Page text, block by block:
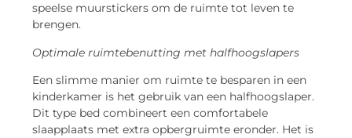
speelse muurstickers om de ruimte tot leven te
brengen.
Optimale ruimtebenutting met halfhoogslapers
Een slimme manier om ruimte te besparen in een
kinderkamer is het gebruik van een halfhoogslaper.
Dit type bed combineert een comfortabele
slaapplaats met extra opbergruimte eronder. Het is